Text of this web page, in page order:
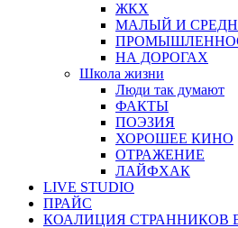
ЖКХ
МАЛЫЙ И
НА ДОРОГАХ
Школа жизни
Люди так думают
ФАКТЫ
ПОЭЗИЯ
ХОРОШЕЕ КИНО
ОТРАЖЕНИЕ
ЛАЙФХАК
LIVE STUDIO
ПРАЙС
КОАЛИЦИЯ СТРАННИКОВ